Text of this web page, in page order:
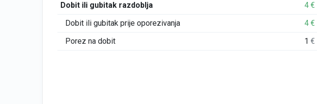
Dobit ili gubitak razdoblja
4€
Dobit ili gubitak prije oporezivanja
4€
Porez na dobit
1€